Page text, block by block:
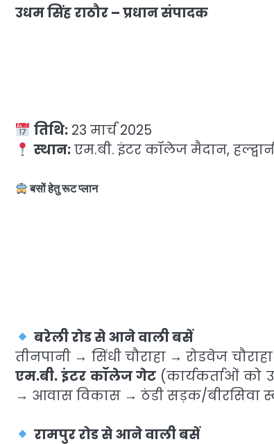
उधम सिंह राठौर – प्रधान संपादक
तिथि:23 मार्च 2025
स्थान:एम.बी. इंटर कॉलेज मैदान,
बसों हेतु रूट प्लान
बरेली रोड से आने वाली बसें
तीनपानी → सिंधी चौराहा → रोडवेज
एम.बी. इंटर कॉलेज गेट(कार्यकर्ताओं को
→ आवास विकास → ठंडी सड़क/
रामपुर रोड से आने वाली बसें